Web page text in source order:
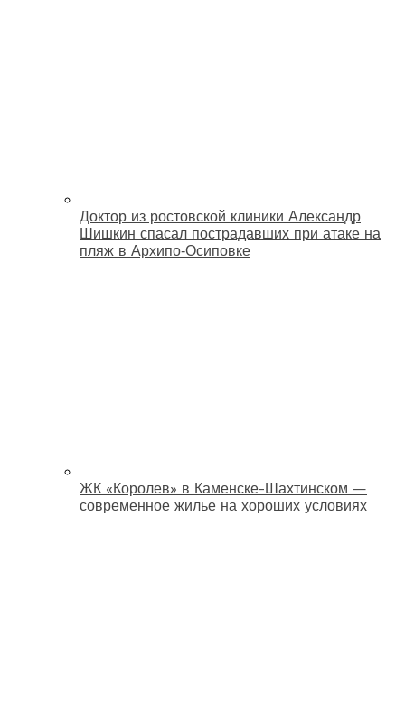
Доктор из ростовской клиники Александр
Шишкин спасал пострадавших при атаке на
пляж в Архипо‑Осиповке
ЖК «Королев» в Каменске-Шахтинском —
современное жилье на хороших условиях